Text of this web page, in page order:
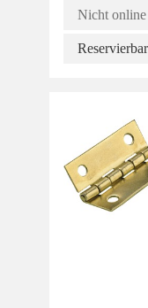
Nicht online
Reservierbar